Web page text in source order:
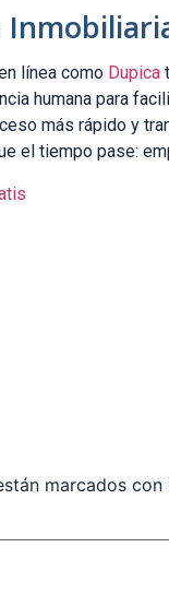
línea como Dupica
humana para
más rápido y
el tiempo pase:
marcados con